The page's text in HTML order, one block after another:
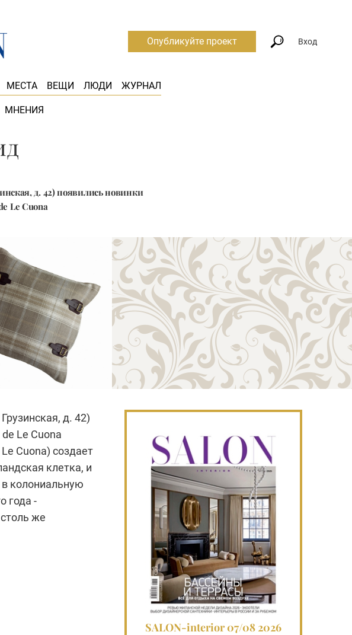
МЕСТА ВЕЩИ ЛЮДИ ЖУРНАЛ
МНЕНИЯ
Опубликуйте проект Вход
д. 42) появились новинки
Le Cuona
д. 42)
Le Cuona
Cuona) создает
клетка, и
колониальную
года -
же
SALON-interior 07/08 2026